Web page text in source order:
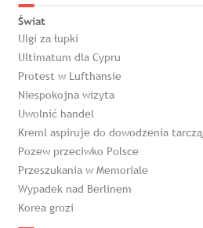
Świat
Ulgi za łupki
Ultimatum dla Cypru
Protest w Lufthansie
Niespokojna wizyta
Uwolnić handel
Kreml aspiruje do dowodzenia tarczą
Pozew przeciwko Polsce
Przeszukania w Memoriale
Wypadek nad Berlinem
Korea grozi